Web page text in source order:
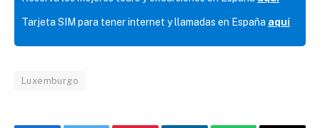
Tarjeta SIM para tener internet y llamadas en España aquí
Luxemburgo